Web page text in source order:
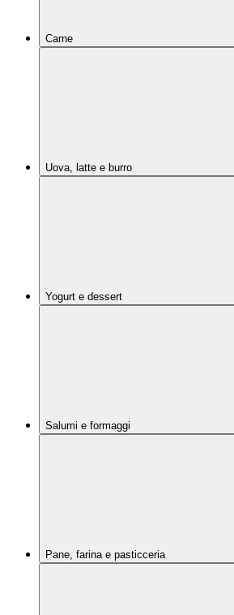
Carne
Uova, latte e burro
Yogurt e dessert
Salumi e formaggi
Pane, farina e pasticceria